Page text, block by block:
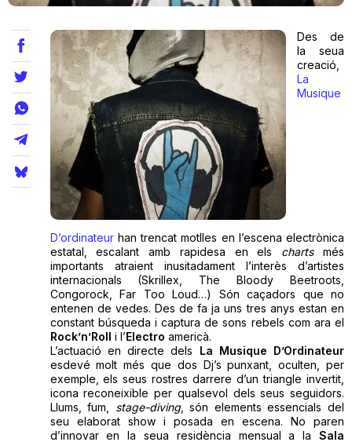
Opinió
Llibres
La Llista
Llocs
Des de
la seua
creació,
La
Musique
D’ordinateurhan trencat motlles en l’escena electrònica
estatal, escalant amb rapidesa en els chartsmés
importants atraient inusitadament l’interès d’artistes
internacionals (Skrillex, The Bloody Beetroots,
Congorock, Far Too Loud…) Són caçadors que no
entenen de vedes. Des de fa ja uns tres anys estan en
constant búsqueda i captura de sons rebels com ara el
Rock’n’Roll i l’Electro americà.
L’actuació en directe dels La Musique D’Ordinateur
esdevé molt més que dos Dj’s punxant, oculten, per
exemple, els seus rostres darrere d’un triangle invertit,
icona reconeixible per qualsevol dels seus seguidors.
Llums, fum, stage-diving, són elements essencials del
seu elaborat show i posada en escena. No paren
d’innovar en la seua residència mensual a la Sala